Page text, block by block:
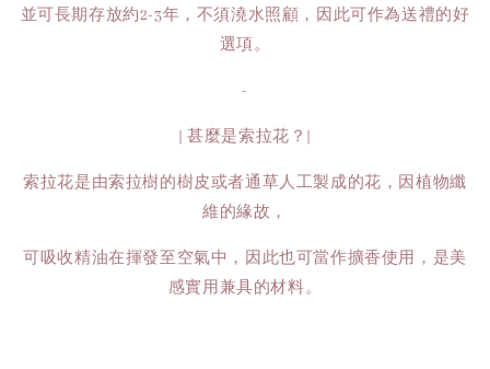
並可長期存放約2-3年，不須澆水照顧，因此可作為送禮的好
選項。
-
| 甚麼是索拉花？|
索拉花是由索拉樹的樹皮或者通草人工製成的花，因植物纖
維的緣故，
可吸收精油在揮發至空氣中，因此也可當作擴香使用，是美
感實用兼具的材料。